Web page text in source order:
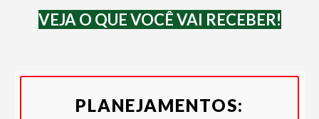
VEJA O QUE VOCÊ VAI RECEBER!
PLANEJAMENTOS: